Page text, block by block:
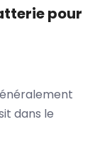
pour
dans le